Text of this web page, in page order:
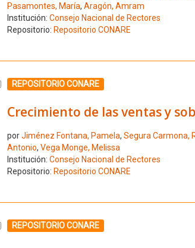
Pasamontes, María, Aragón, Amram
Institución: Consejo Nacional de Rectores
Repositorio: Repositorio CONARE
Seleccione el número de resultado 12
REPOSITORIO CONARE
Crecimiento de las ventas y
porJiménez Fontana, Pamela, Segura Carmona,
Antonio, Vega Monge, Melissa
Institución: Consejo Nacional de Rectores
Repositorio: Repositorio CONARE
Seleccione el número de resultado 13
REPOSITORIO CONARE